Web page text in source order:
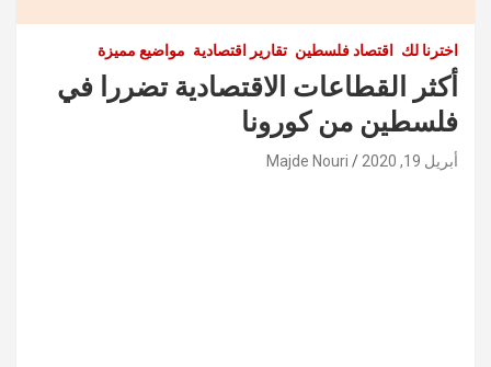
اخترنا لك اقتصاد فلسطين تقارير اقتصادية مواضيع مميزة
أكثر القطاعات الاقتصادية تضررا في
فلسطين من كورونا
أبريل 19, 2020 Majde Nouri